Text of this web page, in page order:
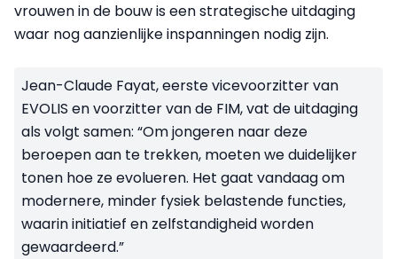
vrouwen in de bouw is een strategische uitdaging
waar nog aanzienlijke inspanningen nodig zijn.
Jean-Claude Fayat, eerste vicevoorzitter van
EVOLIS en voorzitter van de FIM, vat de uitdaging
als volgt samen: “Om jongeren naar deze
beroepen aan te trekken, moeten we duidelijker
tonen hoe ze evolueren. Het gaat vandaag om
modernere, minder fysiek belastende functies,
waarin initiatief en zelfstandigheid worden
gewaardeerd.”